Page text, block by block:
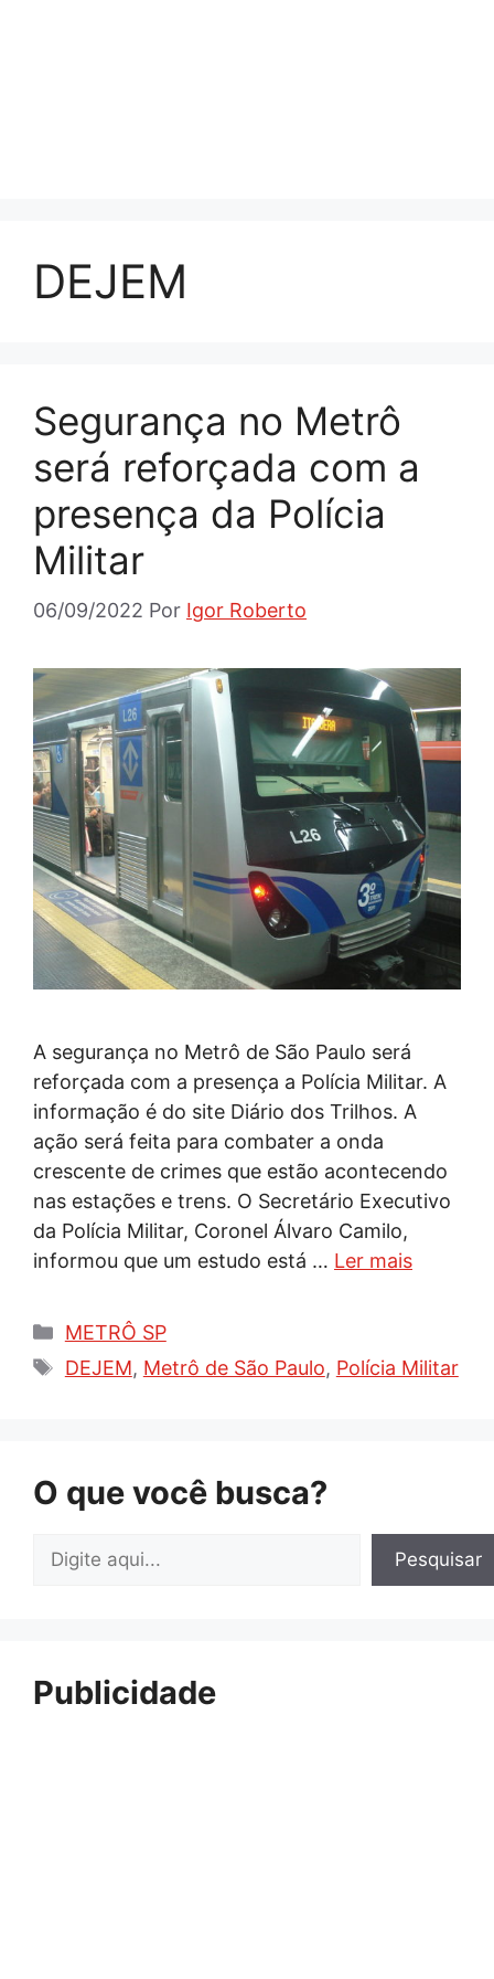
DEJEM
Segurança no Metrô
será reforçada com a
presença da Polícia
Militar
06/09/2022 Por Igor Roberto
A segurança no Metrô de São Paulo será
reforçada com a presença a Polícia Militar. A
informação é do site Diário dos Trilhos. A
ação será feita para combater a onda
crescente de crimes que estão acontecendo
nas estações e trens. O Secretário Executivo
da Polícia Militar, Coronel Álvaro Camilo,
informou que um estudo está … Ler mais
Categorias
METRÔ SP
Tags
DEJEM, Metrô de São Paulo, Polícia Militar
O que você busca?
Pesquisar Pesquisar
Publicidade